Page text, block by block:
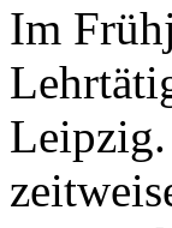
Im